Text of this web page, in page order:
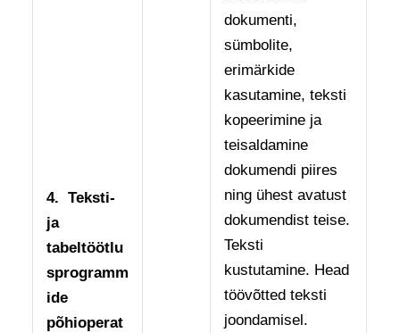
4.Teksti-
ja
tabeltöötlu
sprogramm
ide
põhioperat
dokumenti,
sümbolite,
erimärkide
kasutamine, teksti
kopeerimine ja
teisaldamine
dokumendi piires
ning ühest avatust
dokumendist teise.
Teksti
kustutamine. Head
töövõtted teksti
joondamisel.